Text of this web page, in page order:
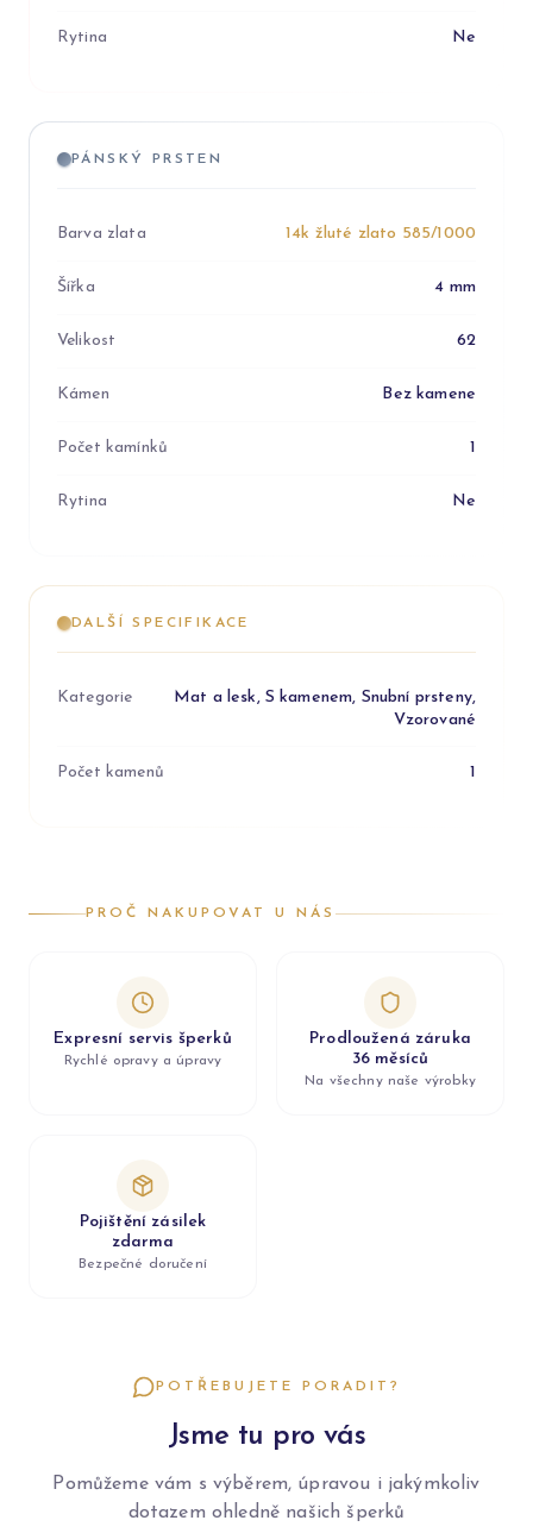
Rytina Ne
PÁNSKÝ PRSTEN
Barva zlata 14k žluté zlato 585/1000
Šířka 4 mm
Velikost 62
Kámen Bez kamene
Počet kamínků 1
Rytina Ne
DALŠÍ SPECIFIKACE
Kategorie
Mat a lesk, S kamenem, Snubní prsteny,
Vzorované
Počet kamenů 1
PROČ NAKUPOVAT U NÁS
Expresní servis šperků
Rychlé opravy a úpravy
Prodloužená záruka
36 měsíců
Na všechny naše výrobky
Pojištění zásilek
zdarma
Bezpečné doručení
POTŘEBUJETE PORADIT?
Jsme tu pro vás
Pomůžeme vám s výběrem, úpravou i jakýmkoliv
dotazem ohledně našich šperků